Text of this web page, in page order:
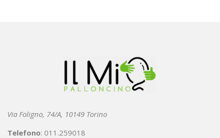
Via Foligno, 74/A, 10149 Torino
Telefono: 011.259018